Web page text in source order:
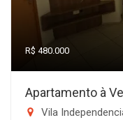
R$ 480.000
Apartamento à
Vila